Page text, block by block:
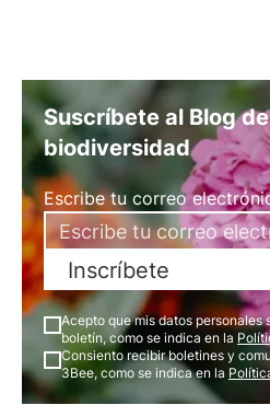
Suscríbete al Blog
biodiversidad
Escribe tu correo
Inscríbete
Acepto que mis datos personales
boletín, como se indica en la
Consiento recibir boletines y
3Bee, como se indica en la